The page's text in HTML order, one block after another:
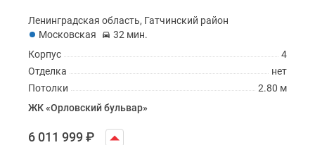
Ленинградская область, Гатчинский район
Московская
32 мин.
4
Корпус
нет
Отделка
2.80 м
Потолки
ЖК «Орловский бульвар»
6 011 999₽